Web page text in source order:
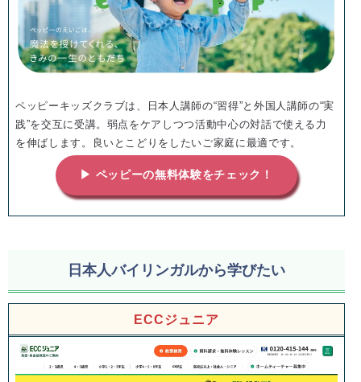
ペッピーキッズクラブは、日本人講師の“習得”と外国人講師の“実
践”を交互に受講。弱点をケアしつつ活動中心の対話で使える力
を伸ばします。良いとこどりをしたいご家庭に最適です。
▶ ペッピーの無料体験をチェック！
日本人バイリンガルから学びたい
ECCジュニア